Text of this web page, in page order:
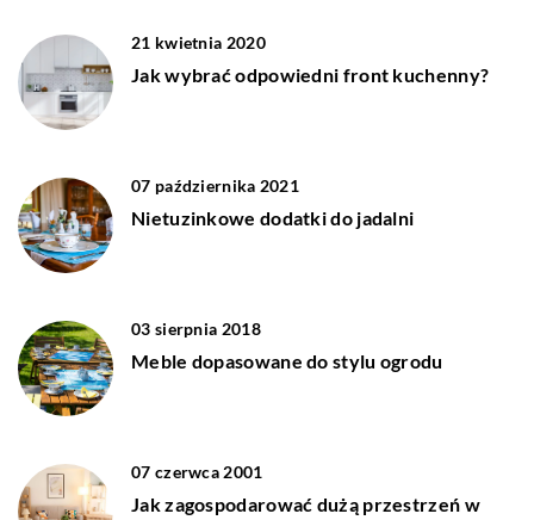
21 kwietnia 2020
Jak wybrać odpowiedni front kuchenny?
07 października 2021
Nietuzinkowe dodatki do jadalni
03 sierpnia 2018
Meble dopasowane do stylu ogrodu
07 czerwca 2001
Jak zagospodarować dużą przestrzeń w